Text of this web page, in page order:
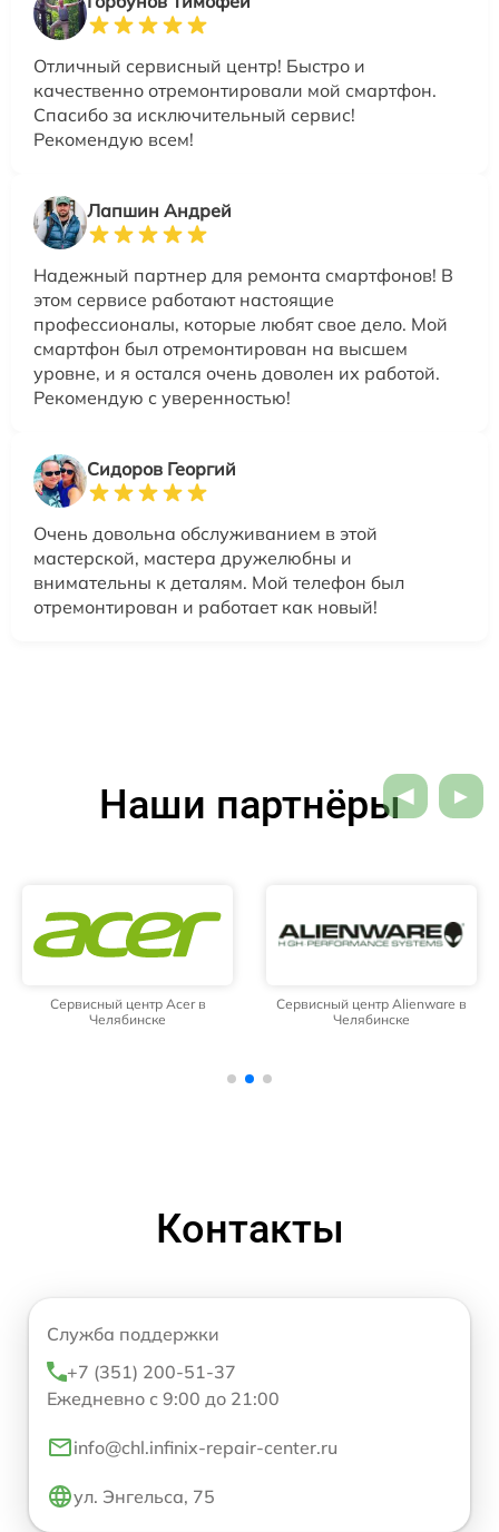
Отличный сервисный центр! Быстро и
качественно отремонтировали мой смартфон.
Спасибо за исключительный сервис!
Рекомендую всем!
Лапшин Андрей
Надежный партнер для ремонта смартфонов! В
этом сервисе работают настоящие
профессионалы, которые любят свое дело. Мой
смартфон был отремонтирован на высшем
уровне, и я остался очень доволен их работой.
Рекомендую с уверенностью!
Сидоров Георгий
Очень довольна обслуживанием в этой
мастерской, мастера дружелюбны и
внимательны к деталям. Мой телефон был
отремонтирован и работает как новый!
Наши партнёры
Сервисный центр Acer в
Челябинске
Сервисный центр Alienware в
Челябинске
Контакты
Служба поддержки
+7 (351) 200-51-37
Ежедневно с 9:00 до 21:00
info@chl.infinix-repair-center.ru
ул. Энгельса, 75